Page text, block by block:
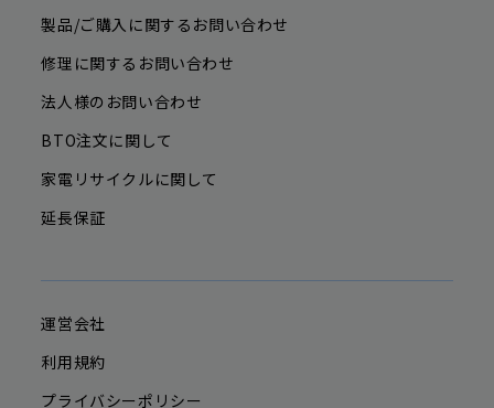
製品/ご購入に関するお問い合わせ
修理に関するお問い合わせ
法人様のお問い合わせ
BTO注文に関して
家電リサイクルに関して
延長保証
運営会社
利用規約
プライバシーポリシー